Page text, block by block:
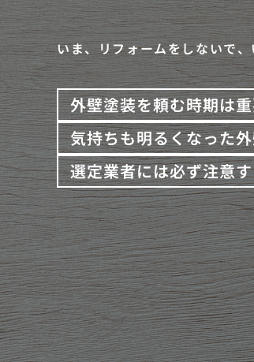
いま、リフォームをしないで
外壁塗装を頼む時期は
気持ちも明るくなった
選定業者には必ず注意